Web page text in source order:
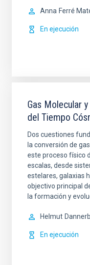
Anna Ferré
En ejecución
Gas Molecular
del Tiempo
Dos cuestiones
la conversión de
este proceso físico
escalas, desde
estelares, galaxias
objectivo principal
la formación y
Helmut
En ejecución